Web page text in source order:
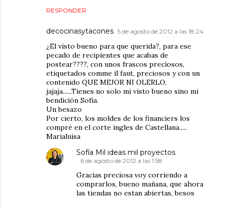
RESPONDER
decocinasytacones 5 de agosto de 2012 a las 18:24
¿El visto bueno para que querida?, para ese
pecado de recipientes que acabas de
postear????, con unos frascos preciosos,
etiquetados comme il faut, preciosos y con un
contenido QUE MEJOR NI OLERLO,
jajaja......Tienes no solo mi visto bueno sino mi
bendición Sofía.
Un besazo
Por cierto, los moldes de los financiers los
compré en el corte ingles de Castellana.....
Marialuisa
Sofía Mil ideas mil proyectos
6 de agosto de 2012 a las 1:58
Gracias preciosa voy corriendo a
comprarlos, bueno mañana, que ahora
las tiendas no estan abiertas, besos